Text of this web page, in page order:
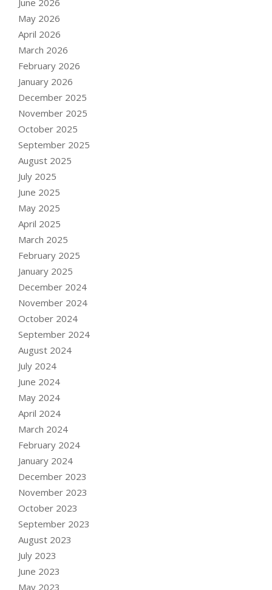
May 2026
April 2026
March 2026
February 2026
January 2026
December 2025
November 2025
October 2025
September 2025
August 2025
July 2025
June 2025
May 2025
April 2025
March 2025
February 2025
January 2025
December 2024
November 2024
October 2024
September 2024
August 2024
July 2024
June 2024
May 2024
April 2024
March 2024
February 2024
January 2024
December 2023
November 2023
October 2023
September 2023
August 2023
July 2023
June 2023
May 2023